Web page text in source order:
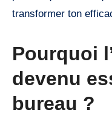
transformer ton
Pourquoi
devenu
bureau ?